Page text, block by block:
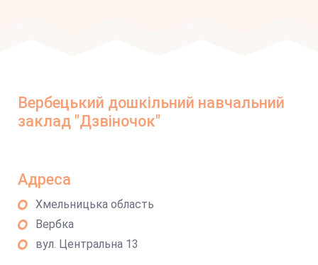
Вербецький дошкільний навчальний
заклад "Дзвіночок"
Адреса
Хмельницька область
Вербка
вул. Центральна 13